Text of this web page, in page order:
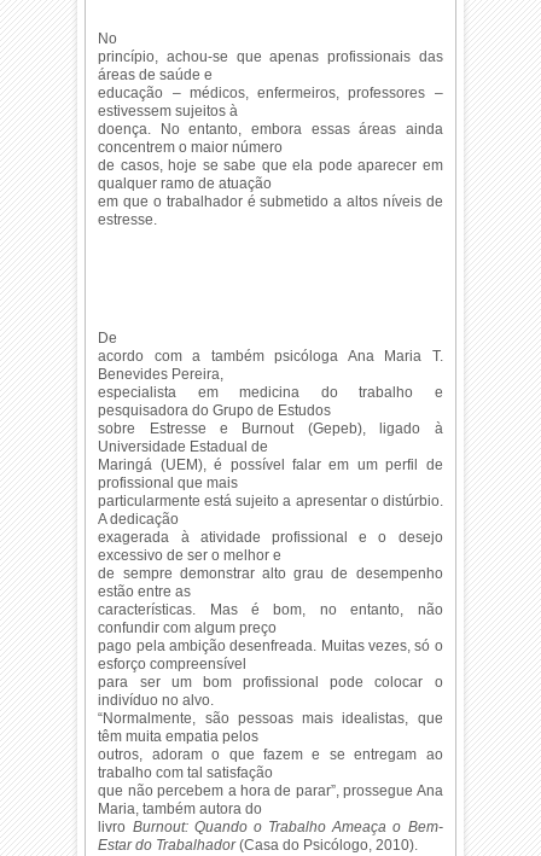
No
princípio, achou-se que apenas profissionais das
áreas de saúde e
educação – médicos, enfermeiros, professores –
estivessem sujeitos à
doença. No entanto, embora essas áreas ainda
concentrem o maior número
de casos, hoje se sabe que ela pode aparecer em
qualquer ramo de atuação
em que o trabalhador é submetido a altos níveis de
estresse.
De
acordo com a também psicóloga Ana Maria T.
Benevides Pereira,
especialista em medicina do trabalho e
pesquisadora do Grupo de Estudos
sobre Estresse e Burnout (Gepeb), ligado à
Universidade Estadual de
Maringá (UEM), é possível falar em um perfil de
profissional que mais
particularmente está sujeito a apresentar o distúrbio.
A dedicação
exagerada à atividade profissional e o desejo
excessivo de ser o melhor e
de sempre demonstrar alto grau de desempenho
estão entre as
características. Mas é bom, no entanto, não
confundir com algum preço
pago pela ambição desenfreada. Muitas vezes, só o
esforço compreensível
para ser um bom profissional pode colocar o
indivíduo no alvo.
“Normalmente, são pessoas mais idealistas, que
têm muita empatia pelos
outros, adoram o que fazem e se entregam ao
trabalho com tal satisfação
que não percebem a hora de parar”, prossegue Ana
Maria, também autora do
livro Burnout: Quando o Trabalho Ameaça o Bem-
Estar do Trabalhador(Casa do Psicólogo, 2010).